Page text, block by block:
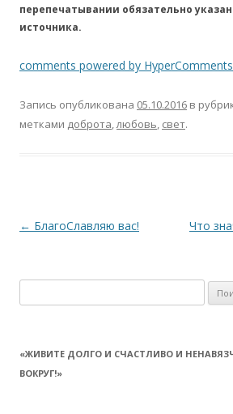
перепечатывании обязательно
источника.
comments powered by HyperComments
Запись опубликована 05.10.2016 в
метками доброта,любовь, свет.
Навигация
← БлагоСлавляю вас!
Что
«ЖИВИТЕ ДОЛГО И СЧАСТЛИВО И
ВОКРУГ!»